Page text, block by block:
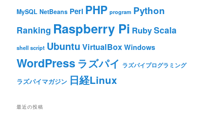
MySQL NetBeans Perl PHP program Python
Ranking Raspberry Pi RubyScala
shell script Ubuntu VirtualBox Windows
WordPress ラズパイ ラズパイプログラミング
ラズパイマガジン 日経Linux
最近の投稿